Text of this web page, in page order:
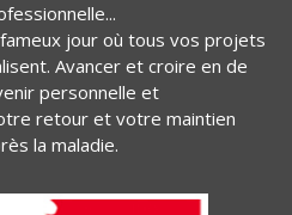
fameux jour où tous vos projets
Avancer et croire en de
personnelle et
retour et votre maintien
la maladie.